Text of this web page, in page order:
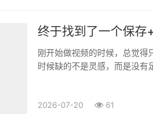
终于找到了一个保
刚开始做视频的时候，总觉得
时候缺的不是灵感，而是没有
2026-07-20 61